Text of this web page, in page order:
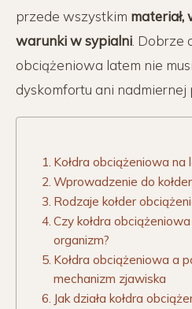
przede wszystkim materiał,
warunki w sypialni . Dobrze
obciążeniowa latem nie
dyskomfortu ani nadmiernej
Kołdra obciążeniowa na
Wprowadzenie do
Rodzaje kołder
Czy kołdra
organizm?
Kołdra obciążeniowa a
mechanizm zjawiska
Jak działa kołdra